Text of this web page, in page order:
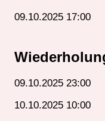
l
y
r
09.10.2025 17:00
09.10.2025 23:00
10.10.2025 10:00